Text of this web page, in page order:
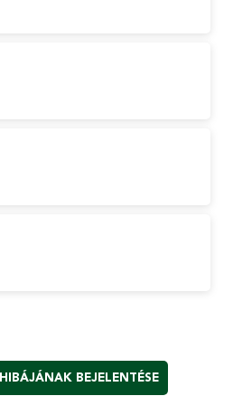
BEJELENTÉSE